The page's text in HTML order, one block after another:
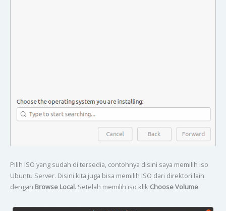
Pilih ISO yang sudah di tersedia, contohnya disini saya memilih iso
Ubuntu Server. Disini kita juga bisa memilih ISO dari direktori lain
dengan Browse Local. Setelah memilih iso klik Choose Volume